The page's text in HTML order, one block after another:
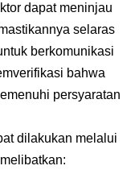
dapat meninjau
selaras
berkomunikasi
bahwa
persyaratan
dilakukan melalui